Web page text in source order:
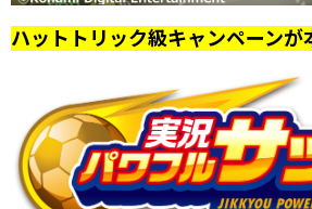
ハットトリック級キャンペーンが